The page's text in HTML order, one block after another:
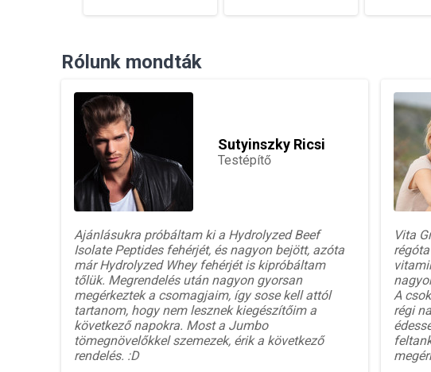
Rólunk mondták
Sutyinszky Ricsi
Testépítő
Ajánlásukra próbáltam ki a Hydrolyzed Beef
Isolate Peptides fehérjét, és nagyon bejött, azóta
már Hydrolyzed Whey fehérjét is kipróbáltam
tőlük. Megrendelés után nagyon gyorsan
megérkeztek a csomagjaim, így sose kell attól
tartanom, hogy nem lesznek kiegészítőim a
következő napokra. Most a Jumbo
tömegnövelőkkel szemezek, érik a következő
rendelés. :D
Vita
A
régi